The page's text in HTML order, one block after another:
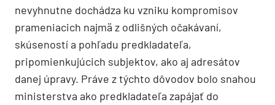
nevyhnutne dochádza ku vzniku kompromisov
prameniacich najmä z odlišných očakávaní,
skúseností a pohľadu predkladateľa,
pripomienkujúcich subjektov, ako aj adresátov
danej úpravy. Práve z týchto dôvodov bolo snahou
ministerstva ako predkladateľa zapájať do